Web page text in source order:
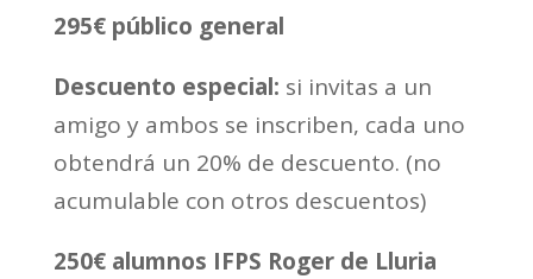
295€ público general
Descuento especial: si invitas a un
amigo y ambos se inscriben, cada uno
obtendrá un 20% de descuento. (no
acumulable con otros descuentos)
250€ alumnos IFPS Roger de Lluria